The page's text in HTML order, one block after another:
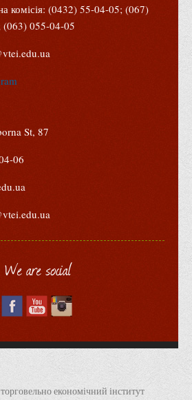
комісія: (0432) 55-04-05; (067)
055-04-05
St, 87
06
We are social
економічний інститут